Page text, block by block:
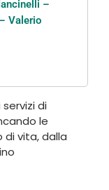
–
– Valerio
di
le
di vita, dalla